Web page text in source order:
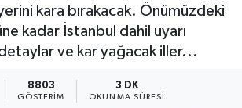
kara bırakacak. Önümüzdeki
kadar İstanbul dahil uyarı
ve kar yağacak iller...
8803
GÖSTERIM
3 DK
OKUNMA SÜRESI